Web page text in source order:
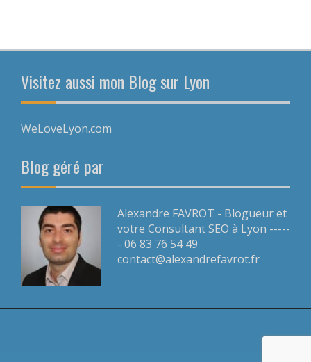
Visitez aussi mon Blog sur Lyon
WeLoveLyon.com
Blog géré par
Alexandre FAVROT - Blogueur et
votre Consultant SEO à Lyon -----
- 06 83 76 54 49
contact@alexandrefavrot.fr